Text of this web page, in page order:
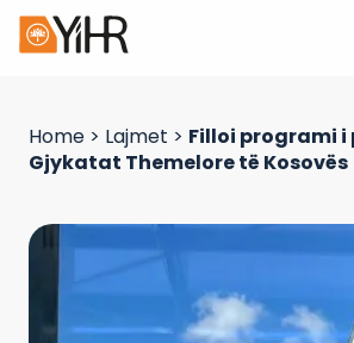
Home > Lajmet > Filloi programi i
Gjykatat Themelore të Kosovës